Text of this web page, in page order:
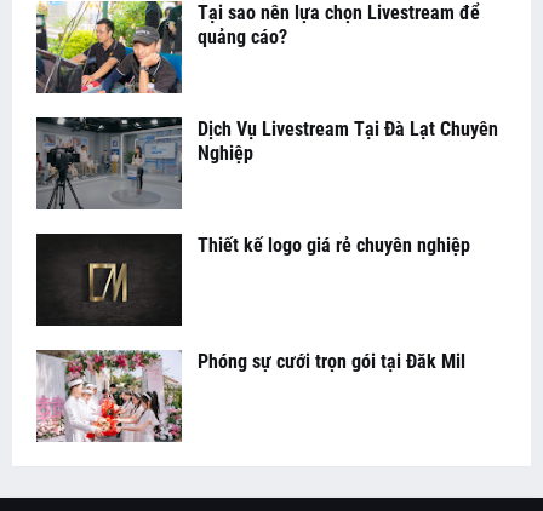
Tại sao nên lựa chọn Livestream để
quảng cáo?
Dịch Vụ Livestream Tại Đà Lạt Chuyên
Nghiệp
Thiết kế logo giá rẻ chuyên nghiệp
Phóng sự cưới trọn gói tại Đăk Mil